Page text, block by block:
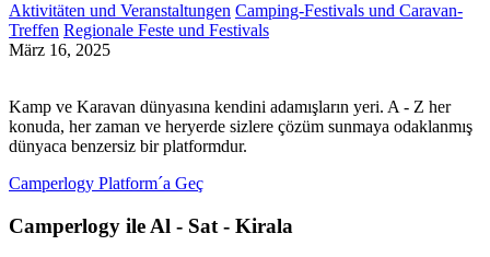
Aktivitäten und Veranstaltungen Camping-Festivals und Caravan-
Treffen Regionale Feste und Festivals
März 16, 2025
Kamp ve Karavan dünyasına kendini adamışların yeri. A - Z her
konuda, her zaman ve heryerde sizlere çözüm sunmaya odaklanmış
dünyaca benzersiz bir platformdur.
Camperlogy Platform´a Geç
Camperlogy ile Al - Sat - Kirala